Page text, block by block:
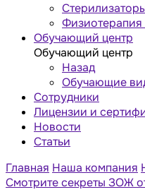
Физиотерапия
Обучающий центр
Обучающий центр
Назад
Обучающие
Сотрудники
Лицензии и
Новости
Статьи
Главная Наша компания
Смотрите секреты ЗОЖ